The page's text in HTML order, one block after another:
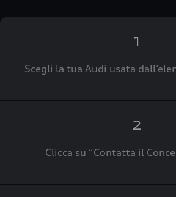
1
Scegli la tua Audi usata
2
Clicca su “Contatta il